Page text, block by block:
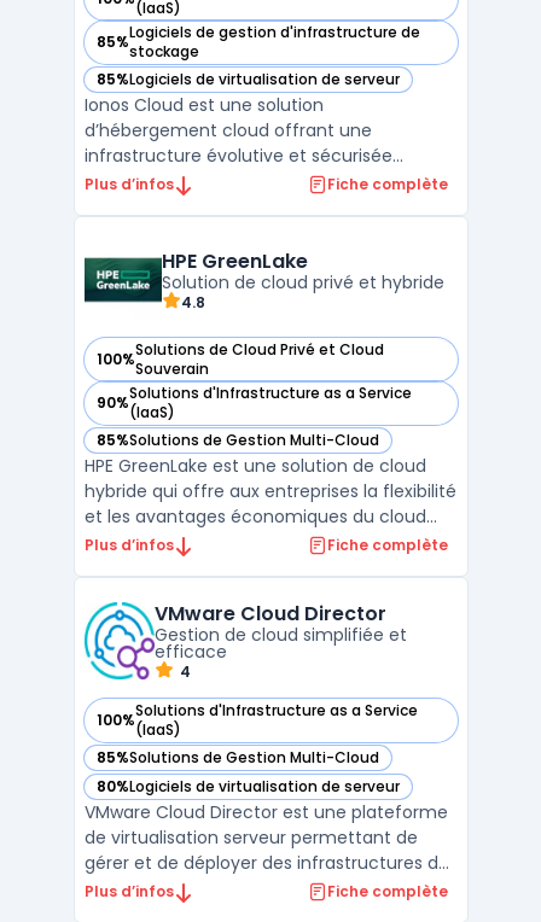
(IaaS)
— voir Ionos Cloud dans cette catégorie
85%Logiciels de gestion d'infrastructure de
stockage
— voir Ionos Cloud dans cette catégorie
85%Logiciels de virtualisation de serveur
— voir Ionos Cloud dans cette catégorie
Ionos Cloud est une solution
d’hébergement cloud offrant une
infrastructure évolutive et sécurisée
adaptée aux besoins des entreprises. Grâce
haut niveau de flexibilité et d’évolutivité. La
plateforme assure une gest ...
Plus d’infos Fiche complète
HPE GreenLake
Solution de cloud privé et hybride
4.8
100%Solutions de Cloud Privé et Cloud
Souverain
— voir HPE GreenLake dans cette catégorie
90%Solutions d'Infrastructure as a Service
(IaaS)
— voir HPE GreenLake dans cette catégorie
85%Solutions de Gestion Multi-Cloud
— voir HPE GreenLake dans cette catégorie
HPE GreenLake est une solution de cloud
hybride qui offre aux entreprises la flexibilité
et les avantages économiques du cloud
public tout en gardant le contrôle et la
service, alignant les coûts sur l'utilisation
réelle ...
Plus d’infos Fiche complète
VMware Cloud Director
Gestion de cloud simplifiée et
efficace
4
100%Solutions d'Infrastructure as a Service
(IaaS)
— voir VMware Cloud Director dans cette catégorie
85%Solutions de Gestion Multi-Cloud
— voir VMware Cloud Director dans cette catégorie
80%Logiciels de virtualisation de serveur
— voir VMware Cloud Director dans cette catégorie
VMware Cloud Director est une plateforme
de virtualisation serveur permettant de
gérer et de déployer des infrastructures de
Cloud hybrides et multi-Cloud. Cette
Plus d’infos Fiche complète